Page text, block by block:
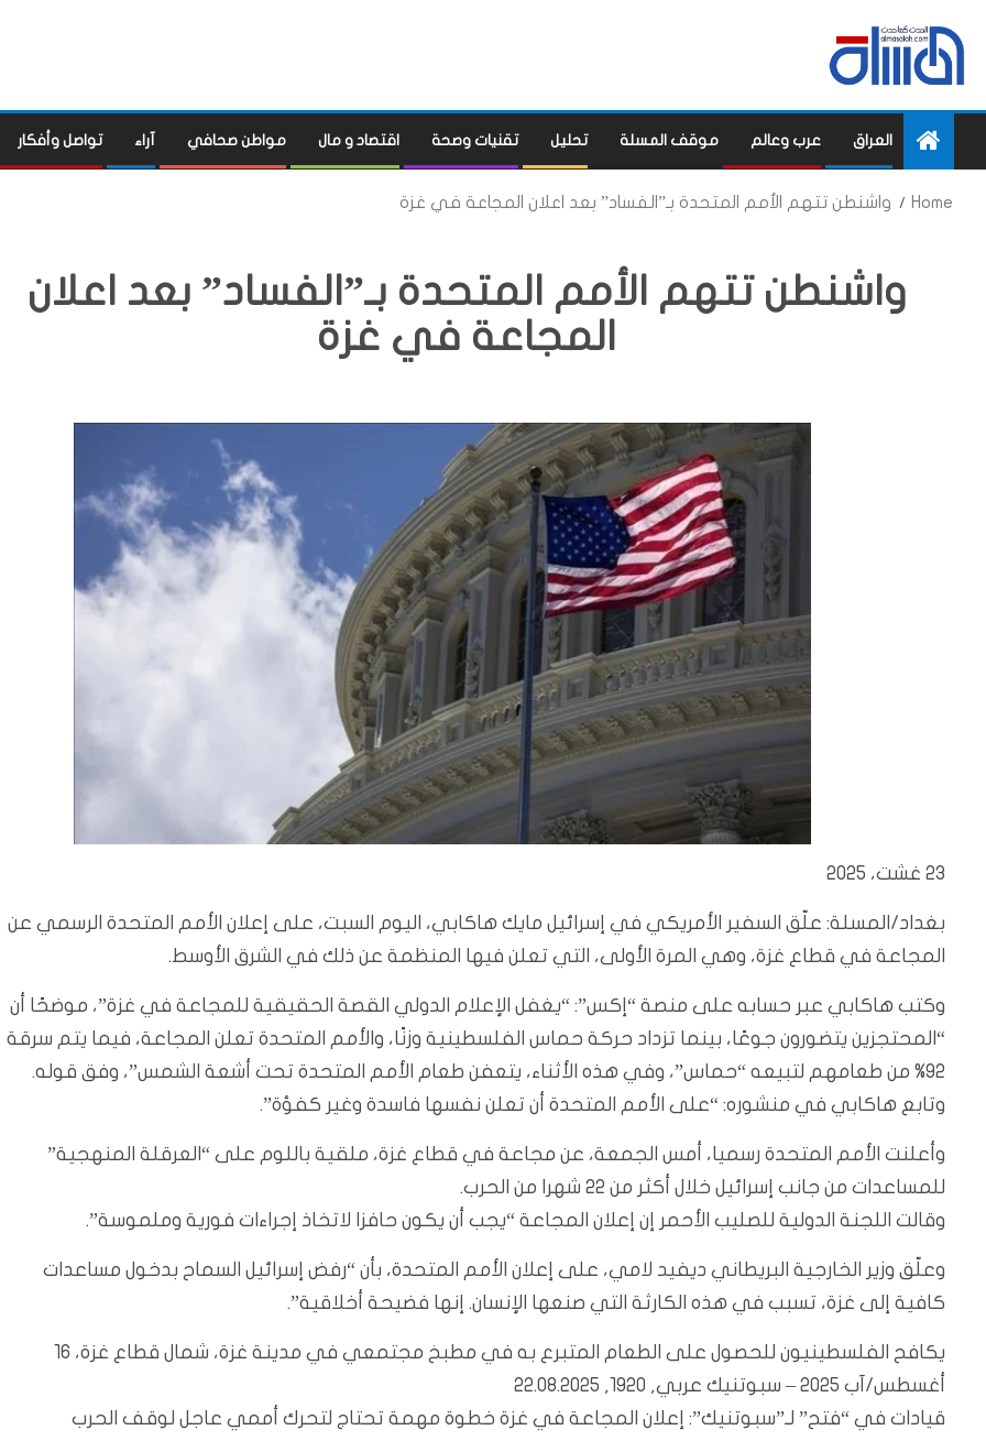
العراق عرب وعالم موقف المسلة تحليل تقنيات وصحة اقتصاد و مال مواطن صحافي آراء تواصل وأفكار
Home واشنطن تتهم الأمم المتحدة بـ”الفساد” بعد اعلان المجاعة في غزة
واشنطن تتهم الأمم المتحدة بـ”الفساد” بعد اعلان
المجاعة في غزة
23 غشت، 2025
بغداد/المسلة: علّق السفير الأمريكي في إسرائيل مايك هاكابي، اليوم السبت، على إعلان الأمم المتحدة الرسمي عن
المجاعة في قطاع غزة، وهي المرة الأولى، التي تعلن فيها المنظمة عن ذلك في الشرق الأوسط.
وكتب هاكابي عبر حسابه على منصة “إكس”: “يغفل الإعلام الدولي القصة الحقيقية للمجاعة في غزة”، موضحًا أن
“المحتجزين يتضورون جوعًا، بينما تزداد حركة حماس الفلسطينية وزنًا، والأمم المتحدة تعلن المجاعة، فيما يتم سرقة
92% من طعامهم لتبيعه “حماس”، وفي هذه الأثناء، يتعفن طعام الأمم المتحدة تحت أشعة الشمس”، وفق قوله.
وتابع هاكابي في منشوره: “على الأمم المتحدة أن تعلن نفسها فاسدة وغير كفؤة”.
وأعلنت الأمم المتحدة رسميا، أمس الجمعة، عن مجاعة في قطاع غزة، ملقية باللوم على “العرقلة المنهجية”
للمساعدات من جانب إسرائيل خلال أكثر من 22 شهرا من الحرب.
وقالت اللجنة الدولية للصليب الأحمر إن إعلان المجاعة “يجب أن يكون حافزا لاتخاذ إجراءات فورية وملموسة”.
وعلّق وزير الخارجية البريطاني ديفيد لامي، على إعلان الأمم المتحدة، بأن “رفض إسرائيل السماح بدخول مساعدات
كافية إلى غزة، تسبب في هذه الكارثة التي صنعها الإنسان. إنها فضيحة أخلاقية”.
يكافح الفلسطينيون للحصول على الطعام المتبرع به في مطبخ مجتمعي في مدينة غزة، شمال قطاع غزة، 16
أغسطس/آب 2025 – سبوتنيك عربي, 1920, 22.08.2025
قيادات في “فتح” لـ”سبوتنيك”: إعلان المجاعة في غزة خطوة مهمة تحتاج لتحرك أممي عاجل لوقف الحرب